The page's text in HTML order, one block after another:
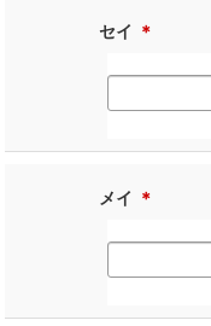
セイ ＊
メイ ＊